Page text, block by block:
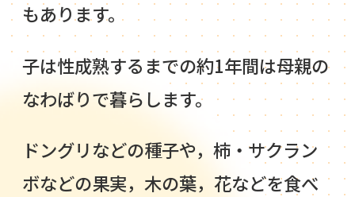
もあります。
子は性成熟するまでの約1年間は母親の
なわばりで暮らします。
ドングリなどの種子や，柿・サクラン
ボなどの果実，木の葉，花などを食べ